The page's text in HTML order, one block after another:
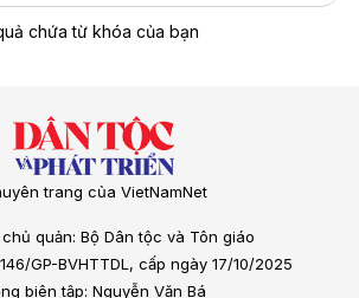
chứa từ khóa của bạn
trang của VietNamNet
quản: Bộ Dân tộc và Tôn giáo
GP-BVHTTDL, cấp ngày 17/10/2025
biên tập: Nguyễn Văn Bá